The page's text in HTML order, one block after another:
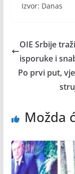
Izvor: Danas
OIE Srbije
isporuke i
Po prvi put,
Možda